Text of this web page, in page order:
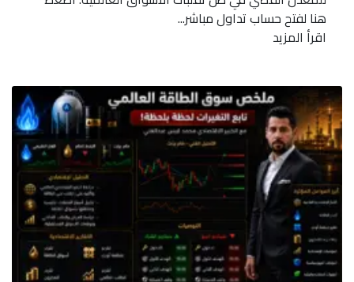
هنا لفتح حساب تداول مباشر...
اقرأ المزيد